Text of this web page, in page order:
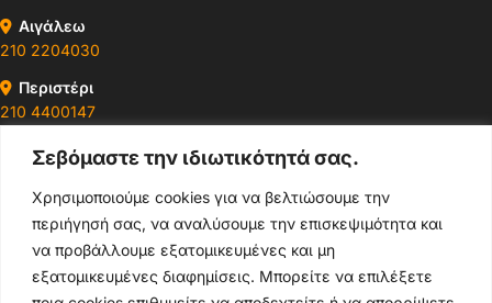
Σεβόμαστε την ιδιωτικότητά σας.
Χρησιμοποιούμε cookies για να βελτιώσουμε την
περιήγησή σας, να αναλύσουμε την επισκεψιμότητα και
να προβάλλουμε εξατομικευμένες και μη
εξατομικευμένες διαφημίσεις. Μπορείτε να επιλέξετε
Αιγάλεω
210 2204030
Περιστέρι
210 4400147
Ωράρια & Διευθύνσεις →
210 4929089
Κεντρικό τηλέφωνο